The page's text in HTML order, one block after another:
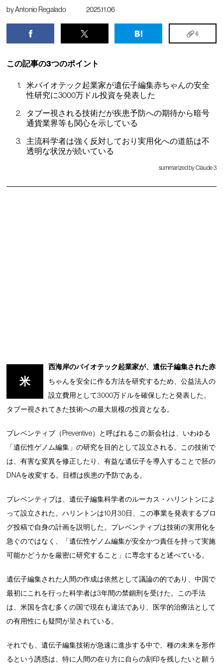
byAntonio Regalado 2025.11.06
6
この記事の3つのポイント
米バイオテック起業家が遺伝子編集赤ちゃんの安全
性研究に3000万ドル投資を発表した
タブー視される技術だが疾患予防への期待から暗号
通貨業界等も関心を示している
主流科学者は強く反対しており実用化への道筋は不
透明な状況が続いている
summarized by Claude 3
米
西海岸のバイオテック起業家が、遺伝子編集された赤
ちゃんを安全に作る方法を研究するため、公益法人の
設立費用として3000万ドルを確保したと発表した。
タブー視されてきた技術への最大規模の投資となる。
プレベンティブ（Preventive）と呼ばれるこの新会社は、いわゆる
「遺伝性ゲノム編集」の研究を目的として設立される。この技術で
は、有害な変異を修正したり、有益な遺伝子を導入することで胚の
DNAを改変する。目標は疾患の予防である。
プレベンティブは、遺伝子編集科学者のルーカス・ハリントンによ
って設立された。ハリントンは10月30日、この事業を発表するブロ
グ投稿で自身の計画を説明した。プレベンティブは技術の実用化を
急ぐのではなく、「遺伝性ゲノム編集が安全かつ責任を持って実施
可能かどうかを厳密に研究すること」に専念すると述べている。
遺伝子編集された人間の作成は依然として議論の的であり、中国で
最初にこれを行った科学者は3年間の禁錮刑を受けた。この手法
は、米国を含む多くの国で現在も違法であり、医学的治療法として
の有用性にも疑問が呈されている。
それでも、遺伝子編集技術が急速に進歩する中で、種の未来を形作
るという誘惑は、特に人間の在り方に自らの刻印を残したいと願う